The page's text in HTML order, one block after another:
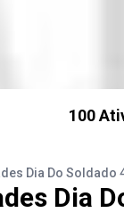
100
Dia Do Soldado
Dia